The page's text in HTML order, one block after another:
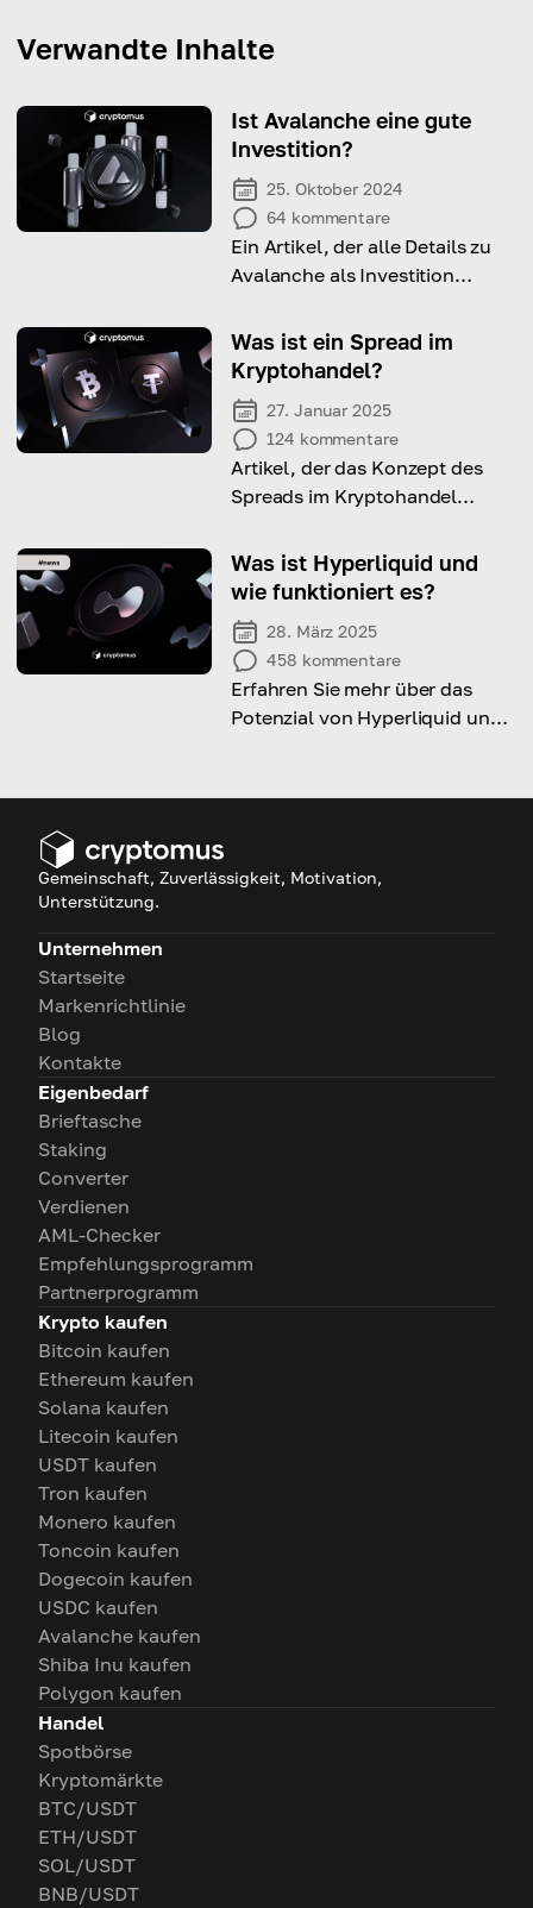
Verwandte Inhalte
Ist Avalanche eine gute
Investition?
25. Oktober 2024
64 kommentare
Ein Artikel, der alle Details zu
Avalanche als Investition
Preisgeschichte, Vorteile und
Risiken
Was ist ein Spread im
Kryptohandel?
27. Januar 2025
124 kommentare
Artikel, der das Konzept des
Spreads im Kryptohandel
Bedeutung, Wichtigkeit und der
Weise, wie er Händler
Was ist Hyperliquid und
wie funktioniert es?
28. März 2025
458 kommentare
Erfahren Sie mehr über das
Potenzial von Hyperliquid und
Gemeinschaft, Zuverlässigkeit, Motivation,
Unterstützung.
Unternehmen
Startseite
Markenrichtlinie
Blog
Kontakte
Eigenbedarf
Brieftasche
Staking
Converter
Verdienen
AML-Checker
Empfehlungsprogramm
Partnerprogramm
Krypto kaufen
Bitcoin kaufen
Ethereum kaufen
Solana kaufen
Litecoin kaufen
USDT kaufen
Tron kaufen
Monero kaufen
Toncoin kaufen
Dogecoin kaufen
USDC kaufen
Avalanche kaufen
Shiba Inu kaufen
Polygon kaufen
Handel
Spotbörse
Kryptomärkte
BTC/USDT
ETH/USDT
SOL/USDT
BNB/USDT